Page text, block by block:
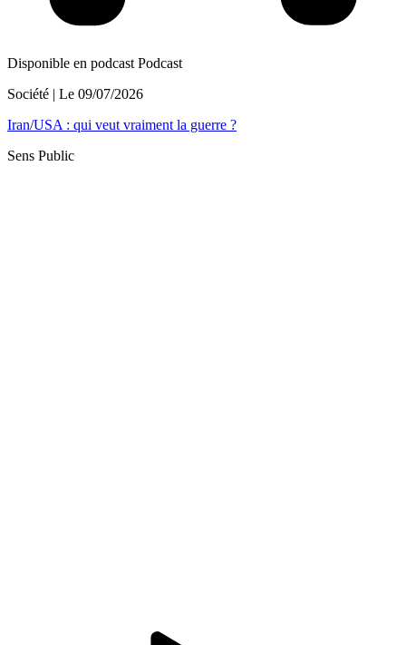
Disponible en podcast Podcast
Société | Le 09/07/2026
Iran/USA : qui veut vraiment la guerre ?
Sens Public